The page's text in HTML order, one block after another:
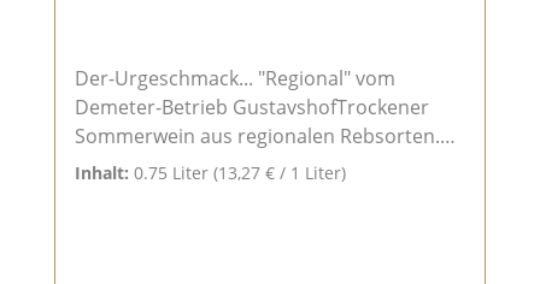
Der-Urgeschmack... "Regional" vom
Demeter-Betrieb GustavshofTrockener
Sommerwein aus regionalen Rebsorten.
Feinfruchtiger duft bei elegantem
Inhalt: 0.75 Liter (13,27 € / 1 Liter)